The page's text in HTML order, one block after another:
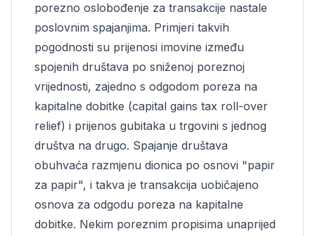
porezno oslobođenje za transakcije nastale
poslovnim spajanjima. Primjeri takvih
pogodnosti su prijenosi imovine između
spojenih društava po sniženoj poreznoj
vrijednosti, zajedno s odgodom poreza na
kapitalne dobitke (capital gains tax roll-over
relief) i prijenos gubitaka u trgovini s jednog
društva na drugo. Spajanje društava
obuhvaća razmjenu dionica po osnovi "papir
za papir", i takva je transakcija uobičajeno
osnova za odgodu poreza na kapitalne
dobitke. Nekim poreznim propisima unaprijed